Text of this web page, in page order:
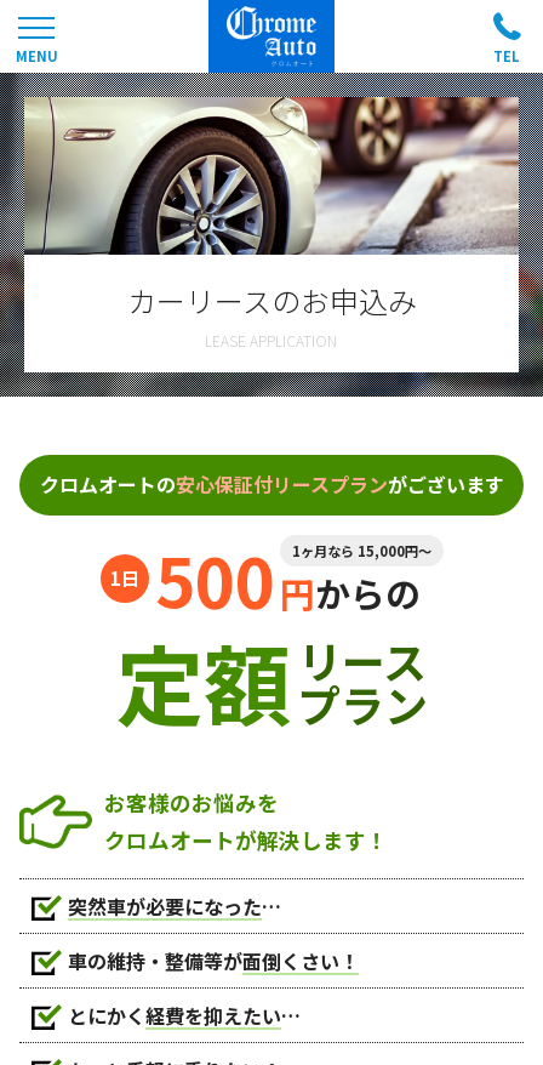
カーリースのお申込み
クロムオートの安心保証付リースプランがございます
500 1ヶ月なら 15,000円～
円からの
定額 リース
プラン
お客様のお悩みを
クロムオートが解決します！
突然車が必要になった…
車の維持・整備等が面倒くさい！
とにかく経費を抑えたい…